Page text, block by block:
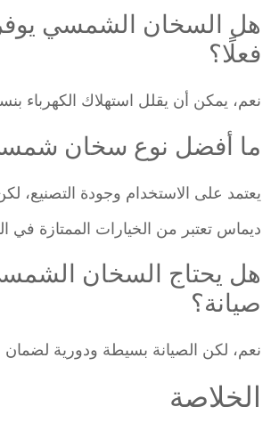
هل السخان الشمسي يوفر
فعلًا؟
نعم، يمكن أن يقلل استهلاك الكهرباء
ما أفضل نوع سخان
يعتمد على الاستخدام وجودة التصنيع،
ديماس تعتبر من الخيارات الممتازة في
هل يحتاج السخان
صيانة؟
نعم، لكن الصيانة بسيطة ودورية لضمان
الخلاصة